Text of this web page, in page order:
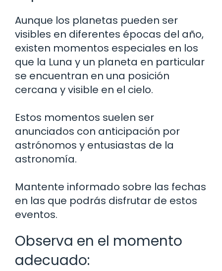
Aunque los planetas pueden ser
visibles en diferentes épocas del año,
existen momentos especiales en los
que la Luna y un planeta en particular
se encuentran en una posición
cercana y visible en el cielo.
Estos momentos suelen ser
anunciados con anticipación por
astrónomos y entusiastas de la
astronomía.
Mantente informado sobre las fechas
en las que podrás disfrutar de estos
eventos.
Observa en el momento
adecuado: